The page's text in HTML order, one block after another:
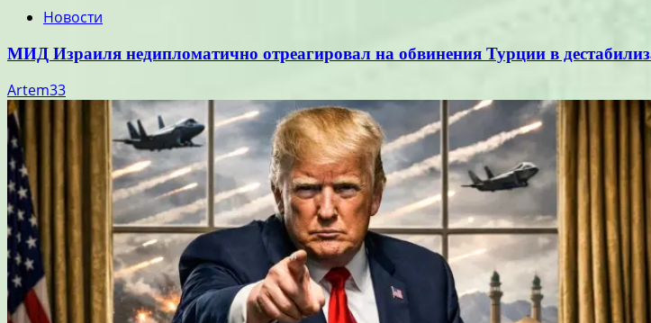
Новости
МИД Израиля недипломатично отреагировал на обвинения Турции в
Artem33